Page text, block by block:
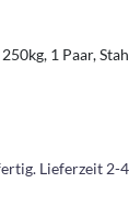
1 Paar,
Lieferzeit 2-4